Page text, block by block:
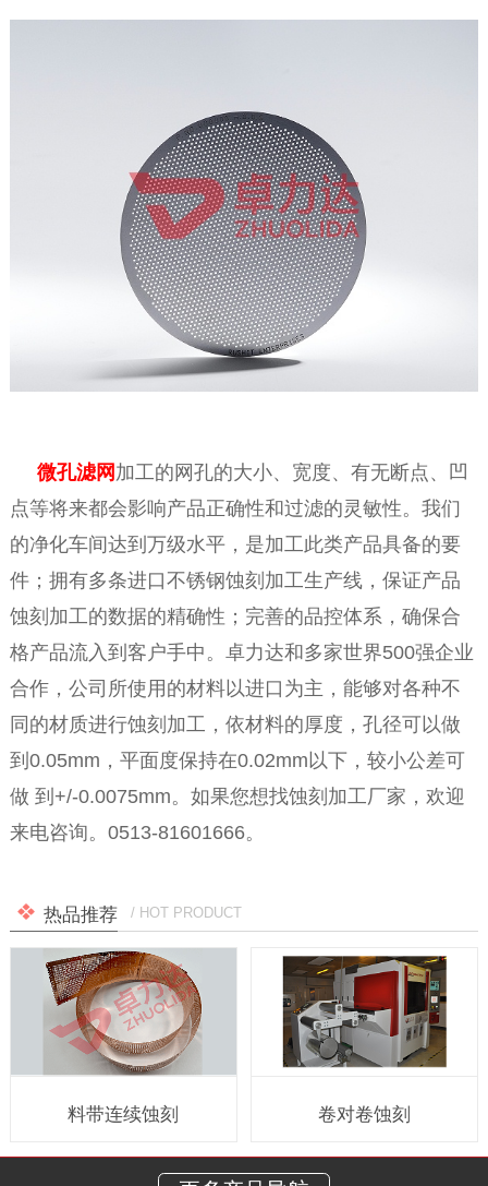
微孔滤网 加工的网孔的大小、宽度、有无断点、凹
点等将来都会影响产品正确性和过滤的灵敏性。我们
的净化车间达到万级水平，是加工此类产品具备的要
件；拥有多条进口不锈钢蚀刻加工生产线，保证产品
蚀刻加工的数据的精确性；完善的品控体系，确保合
格产品流入到客户手中。卓力达和多家世界500强企业
合作，公司所使用的材料以进口为主，能够对各种不
同的材质进行蚀刻加工，依材料的厚度，孔径可以做
到0.05mm，平面度保持在0.02mm以下，较小公差可
做 到 +/-0.0075mm。如果您想找蚀刻加工厂家，欢迎
来电咨询。0513-81601666。
热品推荐 / HOT PRODUCT
料带连续蚀刻 卷对卷蚀刻